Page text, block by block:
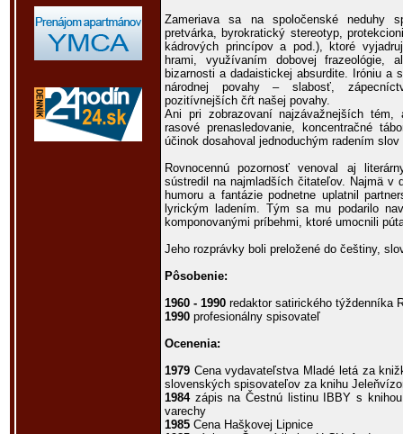
Zameriava sa na spoločenské neduhy
pretvárka, byrokratický stereotyp,
kádrových princípov a pod.), ktoré
hrami, využívaním dobovej frazeológie,
bizarnosti a dadaistickej absurdite. Iróniu a
národnej povahy – slabosť,
pozitívnejších čŕt našej povahy.
Ani pri zobrazovaní najzávažnejších tém,
rasové prenasledovanie, koncentračné
účinok dosahoval jednoduchým radením slov
Rovnocennú pozornosť venoval aj
sústredil na najmladších čitateľov. Najmä v
humoru a fantázie podnetne uplatnil
lyrickým ladením. Tým sa mu podarilo
komponovanými príbehmi, ktoré umocnili
Jeho rozprávky boli preložené do češtiny,
Pôsobenie:
1960 - 1990 redaktor satirického týždenníka
1990 profesionálny spisovateľ
Ocenenia:
1979 Cena vydavateľstva Mladé letá za
slovenských spisovateľov za knihu
1984zápis na Čestnú listinu IBBY s
varechy
1985 Cena Haškovej Lipnice